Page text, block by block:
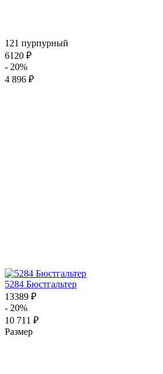
121 пурпурный
6120 ₽
- 20%
4 896 ₽
5284 Бюстгальтер
13389 ₽
- 20%
10 711 ₽
Размер